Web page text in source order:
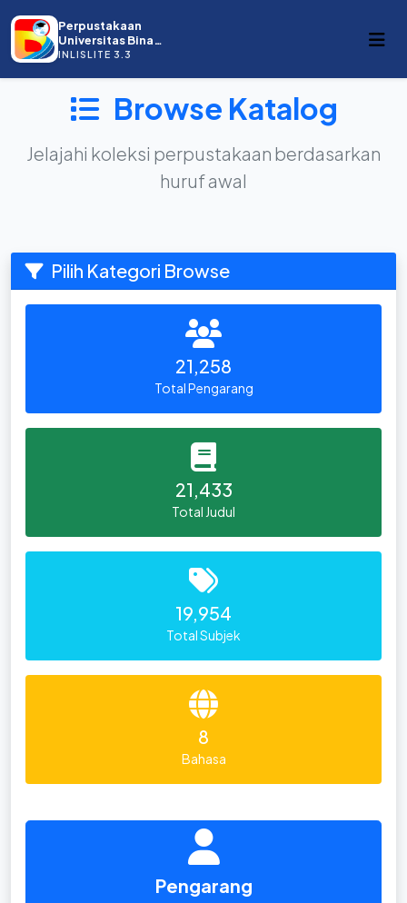
Perpustakaan
Universitas Bina
Darma
INLISLITE 3.3
Browse Katalog
Jelajahi koleksi perpustakaan berdasarkan
huruf awal
Pilih Kategori Browse
21,258
Total Pengarang
21,433
Total Judul
19,954
Total Subjek
8
Bahasa
Pengarang